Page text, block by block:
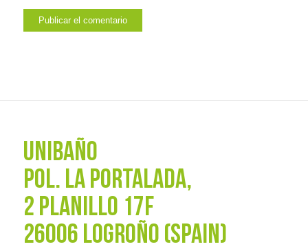
UNIBAÑO
POL. La Portalada,
2 PLANILLO 17F
26006 LOGROÑO (SPAIN)